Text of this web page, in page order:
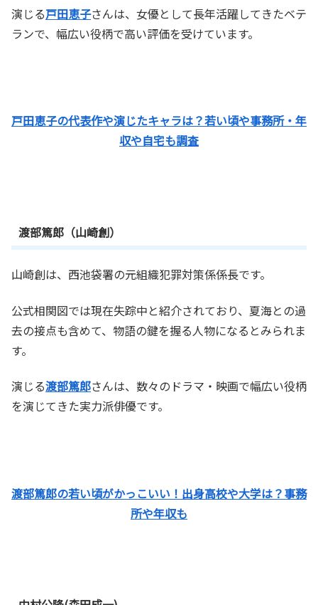
演じる戸田恵子さんは、女優として長年活躍してきたベテ
ランで、幅広い役柄で高い評価を受けています。
戸田恵子の代表作や演じたキャラは？若い頃や事務所・年
収や自宅も調査
渡部篤郎（山崎創）
山崎創は、西池袋署の元組織犯罪対策係係長です。
公式相関図では現在失踪中と紹介されており、夏海との過
去の接点も含めて、物語の鍵を握る人物になるとみられま
す。
演じる渡部篤郎さんは、数々のドラマ・映画で幅広い役柄
を演じてきた実力派俳優です。
渡部篤郎の若い頃がかっこいい！出身高校や大学は？事務
所や年収も